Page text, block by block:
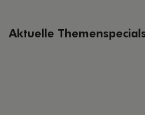
Aktuelle